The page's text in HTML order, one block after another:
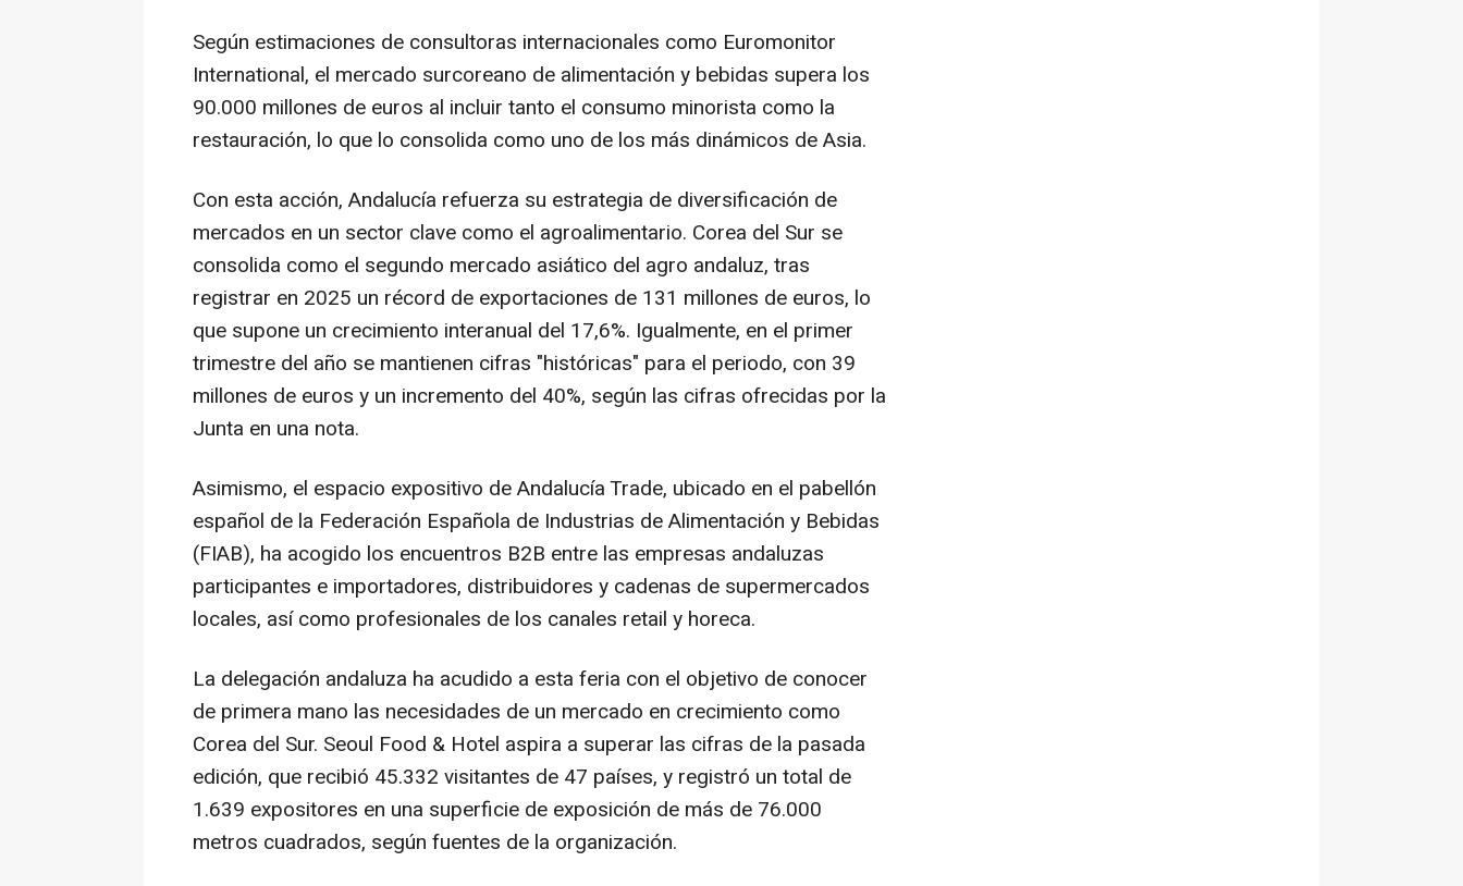
Según estimaciones de consultoras internacionales como Euromonitor
International, el mercado surcoreano de alimentación y bebidas supera los
90.000 millones de euros al incluir tanto el consumo minorista como la
restauración, lo que lo consolida como uno de los más dinámicos de Asia.
Con esta acción, Andalucía refuerza su estrategia de diversificación de
mercados en un sector clave como el agroalimentario. Corea del Sur se
consolida como el segundo mercado asiático del agro andaluz, tras
registrar en 2025 un récord de exportaciones de 131 millones de euros, lo
que supone un crecimiento interanual del 17,6%. Igualmente, en el primer
trimestre del año se mantienen cifras "históricas" para el periodo, con 39
millones de euros y un incremento del 40%, según las cifras ofrecidas por la
Junta en una nota.
Asimismo, el espacio expositivo de Andalucía Trade, ubicado en el pabellón
español de la Federación Española de Industrias de Alimentación y Bebidas
(FIAB), ha acogido los encuentros B2B entre las empresas andaluzas
participantes e importadores, distribuidores y cadenas de supermercados
locales, así como profesionales de los canales retail y horeca.
La delegación andaluza ha acudido a esta feria con el objetivo de conocer
de primera mano las necesidades de un mercado en crecimiento como
Corea del Sur. Seoul Food & Hotel aspira a superar las cifras de la pasada
edición, que recibió 45.332 visitantes de 47 países, y registró un total de
1.639 expositores en una superficie de exposición de más de 76.000
metros cuadrados, según fuentes de la organización.